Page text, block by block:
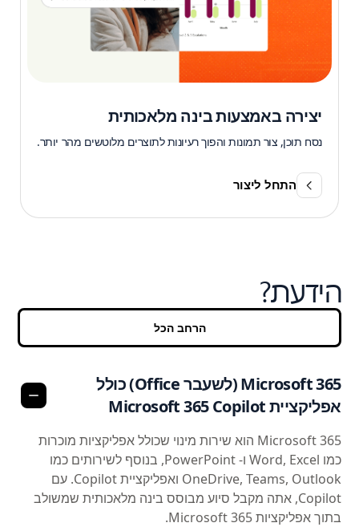
יצירה באמצעות בינה מלאכותית
נסח תוכן, צור תמונות והפוך רעיונות לתוצרים מלוטשים מהר יותר.
התחל ליצור
הידעת?
הרחב הכל
Microsoft 365 (לשעבר Office) כולל
אפליקציית Microsoft 365 Copilot
Microsoft 365 הוא שירות מינוי שכולל אפליקציות מוכרות
כמו ‎Word, Excel‎ ו- ‎PowerPoint‎, בנוסף לשירותים כמו
‎OneDrive‎, Teams, Outlook‎ ואפליקציית Copilot. עם
Copilot, אתה מקבל סיוע מבוסס בינה מלאכותית שמשולב
בתוך אפליקציות ‎Microsoft 365.